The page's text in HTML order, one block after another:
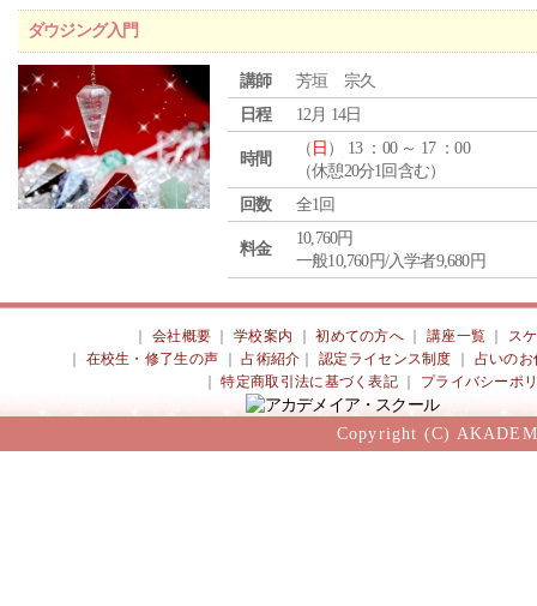
ダウジング入門
講師
芳垣 宗久
日程
12月 14日
時間
（ 日 ） 13 ：00 ～ 17 ：00
（休憩20分1回含む）
回数
全1回
料金
10,760円
一般10,760円/入学者9,680円
会社概要 ｜学校案内 ｜初めての方へ 講座一覧
ス
在校生・修了生の声 ｜占術紹介 ｜認定ライセンス制度
占いのお
｜特定商取引法に基づく表記 プライバシーポ
Copyright (C)